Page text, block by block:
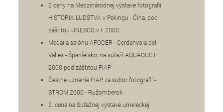
2 ceny na Medzinárodnej výstave fotografií
HISTÓRIA ĽUDSTVA v Pekingu - Čína, pod
záštitou UNESCO v r. 2000
Medaila salónu AFOCER - Cerdanyola del
Valles - Španielsko, na súťaži AQUADUCTE
2000 pod záštitou FIAP
Čestné uznanie FIAP za súbor fotografií -
STROM 2000 - Ružomberok
2. cena na Súťažnej výstave umeleckej